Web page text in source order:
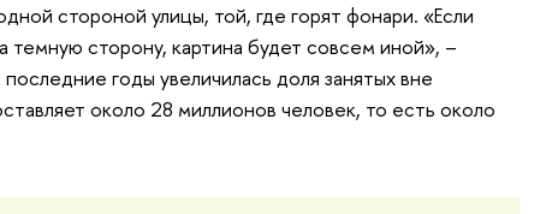
стороной улицы, той, где горят фонари. «Если
темную сторону, картина будет совсем иной», –
годы увеличилась доля занятых вне
около 28 миллионов человек, то есть около